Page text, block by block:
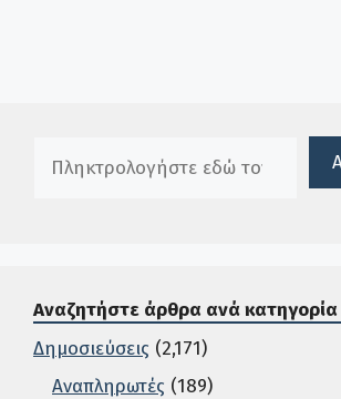
Αναζητήστε άρθρα ανά κατηγορία
Δημοσιεύσεις (2,171)
Αναπληρωτές (189)